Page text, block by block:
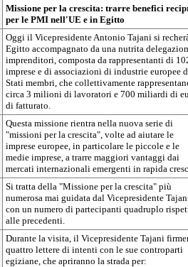
Missione per la crescita: trarre benefici
per le PMI nell'UE e in Egitto
Oggi il Vicepresidente Antonio Tajani si
Egitto accompagnato da una nutrita
imprenditori, composta da rappresentanti di
imprese e di associazioni di industrie europee
Stati membri, che collettivamente
circa 3 milioni di lavoratori e 700 miliardi di
di fatturato.
Questa missione rientra nella nuova serie di
"missioni per la crescita", volte ad aiutare le
imprese europee, in particolare le piccole e le
medie imprese, a trarre maggiori vantaggi dai
mercati internazionali emergenti in rapida
Si tratta della "Missione per la crescita" più
numerosa mai guidata dal Vicepresidente
con un numero di partecipanti quadruplo
alle precedenti.
Durante la visita, il Vicepresidente Tajani
quattro lettere di intenti con le sue controparti
egiziane, che apriranno la strada per: